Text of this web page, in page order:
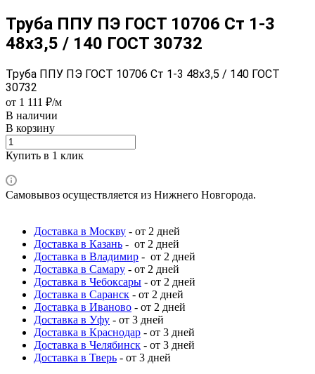
Труба ППУ ПЭ ГОСТ 10706 Ст 1-3
48x3,5 / 140 ГОСТ 30732
Труба ППУ ПЭ ГОСТ 10706 Ст 1-3 48x3,5 / 140 ГОСТ
30732
от 1 111 ₽/м
В наличии
В корзину
Купить в 1 клик
Самовывоз осуществляется из Нижнего Новгорода.
Доставка в Москву - от 2 дней
Доставка в Казань - от 2 дней
Доставка в Владимир - от 2 дней
Доставка в Самару - от 2 дней
Доставка в Чебоксары - от 2 дней
Доставка в Саранск - от 2 дней
Доставка в Иваново - от 2 дней
Доставка в Уфу - от 3 дней
Доставка в Краснодар - от 3 дней
Доставка в Челябинск - от 3 дней
Доставка в Тверь - от 3 дней